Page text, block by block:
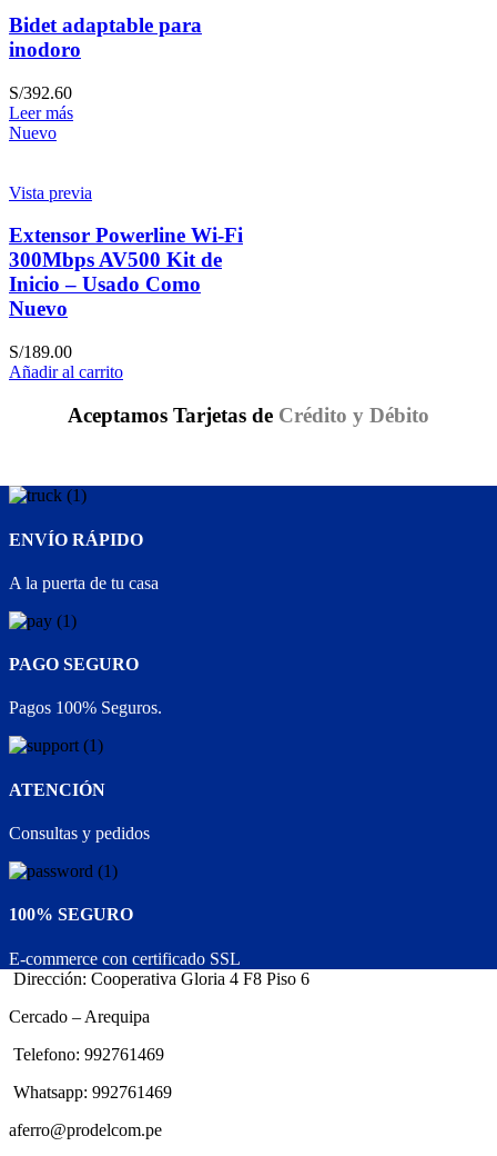
Bidet adaptable para
inodoro
S/392.60
Leer más
Nuevo
Vista previa
Extensor Powerline Wi-Fi
300Mbps AV500 Kit de
Inicio – Usado Como
Nuevo
S/189.00
Añadir al carrito
Aceptamos Tarjetas de Crédito y Débito
ENVÍO RÁPIDO
A la puerta de tu casa
PAGO SEGURO
Pagos 100% Seguros.
ATENCIÓN
Consultas y pedidos
100% SEGURO
E-commerce con certificado SSL
Dirección: Cooperativa Gloria 4 F8 Piso 6
Cercado – Arequipa
Telefono: 992761469
Whatsapp: 992761469
aferro@prodelcom.pe